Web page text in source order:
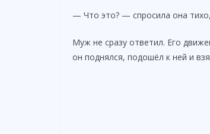
— Что это? — спросила она
Муж не сразу ответил. Его
он поднялся, подошёл к ней и